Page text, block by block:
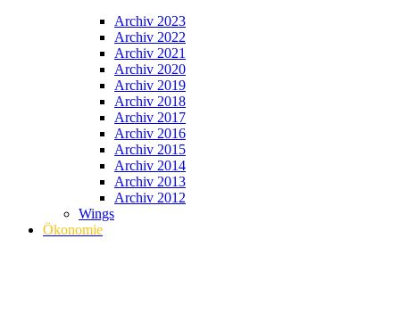
Archiv 2023
Archiv 2022
Archiv 2021
Archiv 2020
Archiv 2019
Archiv 2018
Archiv 2017
Archiv 2016
Archiv 2015
Archiv 2014
Archiv 2013
Archiv 2012
Wings
Ökonomie